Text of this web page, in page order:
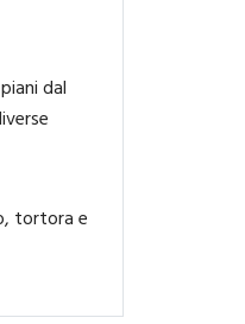
dal
tortora e